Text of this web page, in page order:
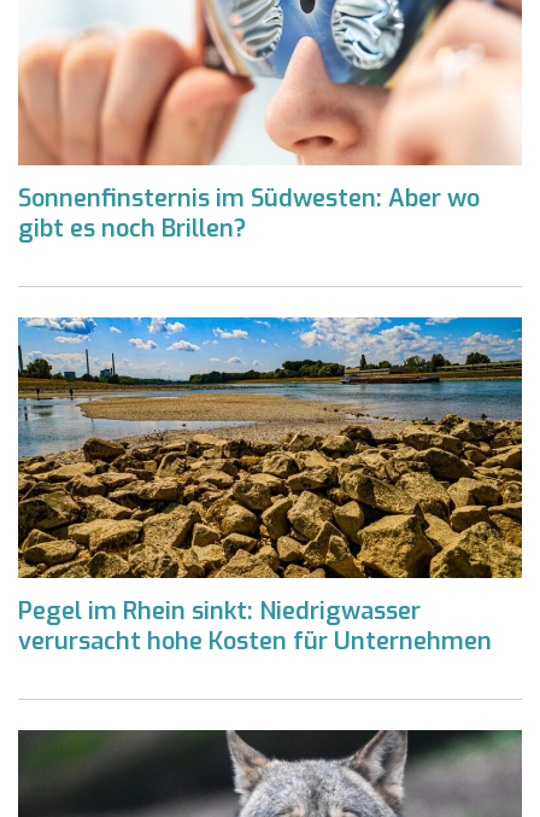
Sonnenfinsternis im Südwesten: Aber wo
gibt es noch Brillen?
Pegel im Rhein sinkt: Niedrigwasser
verursacht hohe Kosten für Unternehmen